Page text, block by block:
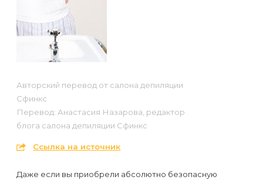
Оборудование
Партнерство
Администраторы
Контакты
Блог
Карта
сайта
или
сахаром
в
Сфинксе
и
Формула-1
Эпиляция
Авторский перевод от салона депиляции
Сфинкс
Перевод: Анастасия Назарова, редактор
блога салона депиляции Сфинкс
Ссылка на источник
Даже если вы приобрели абсолютно безопасную